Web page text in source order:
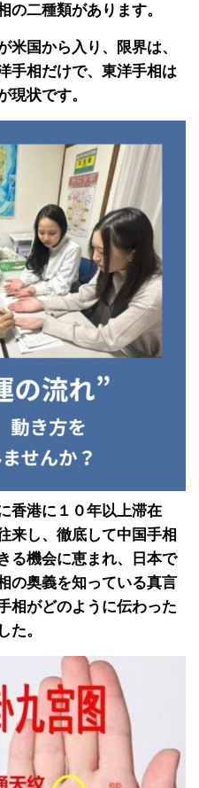
の二種類があります。
米国から入り、限界は、
手相だけで、東洋手相は
現状です。
香港に１０年以上滞在
来し、徹底して中国手相
る機会に恵まれ、日本で
の奥義を知っている真言
相がどのように伝わった
た。